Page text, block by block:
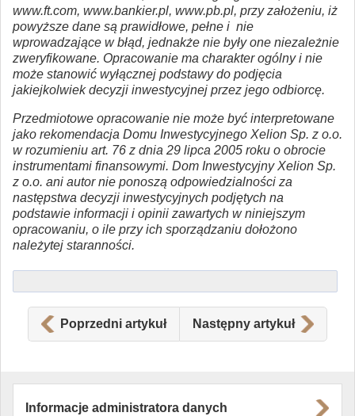
www.ft.com, www.bankier.pl, www.pb.pl, przy założeniu, iż
powyższe dane są prawidłowe, pełne i nie
wprowadzające w błąd, jednakże nie były one niezależnie
zweryfikowane. Opracowanie ma charakter ogólny i nie
może stanowić wyłącznej podstawy do podjęcia
jakiejkolwiek decyzji inwestycyjnej przez jego odbiorcę.
Przedmiotowe opracowanie nie może być interpretowane
jako rekomendacja Domu Inwestycyjnego Xelion Sp. z o.o.
w rozumieniu art. 76 z dnia 29 lipca 2005 roku o obrocie
instrumentami finansowymi. Dom Inwestycyjny Xelion Sp.
z o.o. ani autor nie ponoszą odpowiedzialności za
następstwa decyzji inwestycyjnych podjętych na
podstawie informacji i opinii zawartych w niniejszym
opracowaniu, o ile przy ich sporządzaniu dołożono
należytej staranności.
Poprzedni artykuł Następny artykuł
Informacje administratora danych